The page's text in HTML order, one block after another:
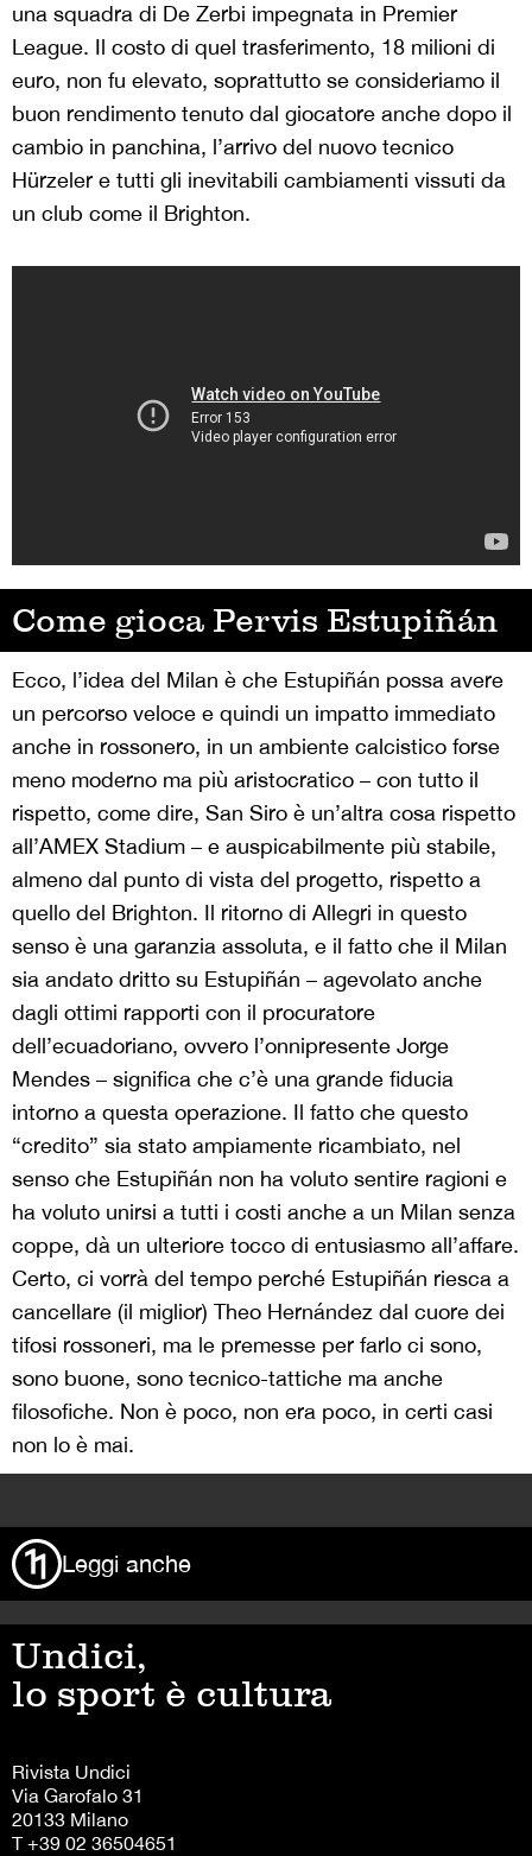
una squadra di De Zerbi impegnata in Premier
League. Il costo di quel trasferimento, 18 milioni di
euro, non fu elevato, soprattutto se consideriamo il
buon rendimento tenuto dal giocatore anche dopo il
cambio in panchina, l’arrivo del nuovo tecnico
Hürzeler e tutti gli inevitabili cambiamenti vissuti da
un club come il Brighton.
Come gioca Pervis Estupiñán
Ecco, l’idea del Milan è che Estupiñán possa avere
un percorso veloce e quindi un impatto immediato
anche in rossonero, in un ambiente calcistico forse
meno moderno ma più aristocratico – con tutto il
rispetto, come dire, San Siro è un’altra cosa rispetto
all’AMEX Stadium – e auspicabilmente più stabile,
almeno dal punto di vista del progetto, rispetto a
quello del Brighton. Il ritorno di Allegri in questo
senso è una garanzia assoluta, e il fatto che il Milan
sia andato dritto su Estupiñán – agevolato anche
dagli ottimi rapporti con il procuratore
dell’ecuadoriano, ovvero l’onnipresente Jorge
Mendes – significa che c’è una grande fiducia
intorno a questa operazione. Il fatto che questo
“credito” sia stato ampiamente ricambiato, nel
senso che Estupiñán non ha voluto sentire ragioni e
ha voluto unirsi a tutti i costi anche a un Milan senza
coppe, dà un ulteriore tocco di entusiasmo all’affare.
Certo, ci vorrà del tempo perché Estupiñán riesca a
cancellare (il miglior) Theo Hernández dal cuore dei
tifosi rossoneri, ma le premesse per farlo ci sono,
sono buone, sono tecnico-tattiche ma anche
filosofiche. Non è poco, non era poco, in certi casi
non lo è mai.
Leggi anche
Undici,
lo sport è cultura
Rivista Undici
Via Garofalo 31
20133 Milano
T +39 02 36504651